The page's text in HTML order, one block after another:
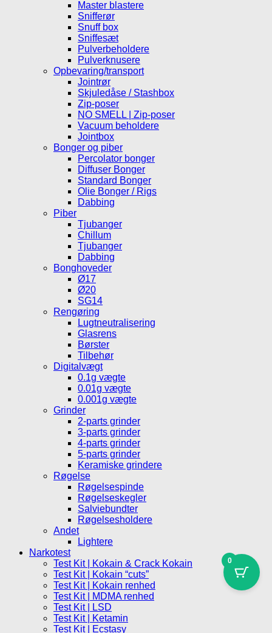
Master blastere
Snifferør
Snuff box
Sniffesæt
Pulverbeholdere
Pulverknusere
Opbevaring/transport
Jointrør
Skjuledåse / Stashbox
Zip-poser
NO SMELL | Zip-poser
Vacuum beholdere
Jointbox
Bonger og piber
Percolator bonger
Diffuser Bonger
Standard Bonger
Olie Bonger / Rigs
Dabbing
Piber
Tjubanger
Chillum
Tjubanger
Dabbing
Bonghoveder
Ø17
Ø20
SG14
Rengøring
Lugtneutralisering
Glasrens
Børster
Tilbehør
Digitalvægt
0.1g vægte
0.01g vægte
0.001g vægte
Grinder
2-parts grinder
3-parts grinder
4-parts grinder
5-parts grinder
Keramiske grindere
Røgelse
Røgelsespinde
Røgelseskegler
Salviebundter
Røgelsesholdere
Andet
Lightere
Narkotest
Test Kit | Kokain & Crack Kokain
Test Kit | Kokain “cuts”
Test Kit | Kokain renhed
Test Kit | MDMA renhed
Test Kit | LSD
Test Kit | Ketamin
Test Kit | Ecstasy
0